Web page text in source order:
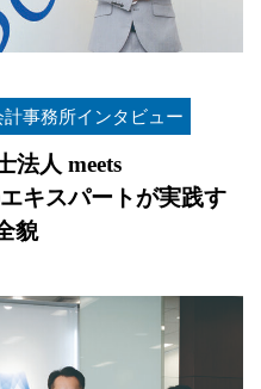
計事務所インタビュー
法人 meets
キスパートが実践す
貌